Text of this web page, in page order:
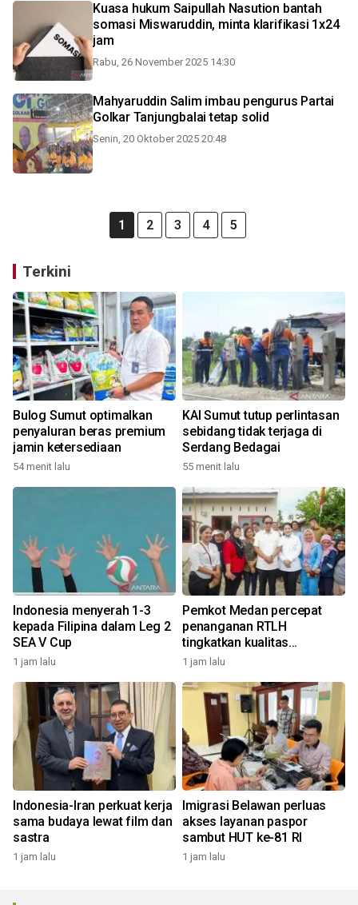
Kuasa hukum Saipullah Nasution bantah
somasi Miswaruddin, minta klarifikasi 1x24
jam
Rabu, 26 November 2025 14:30
Mahyaruddin Salim imbau pengurus Partai
Golkar Tanjungbalai tetap solid
Senin, 20 Oktober 2025 20:48
1 2 3 4 5
Terkini
Bulog Sumut optimalkan
penyaluran beras premium
jamin ketersediaan
54 menit lalu
KAI Sumut tutup perlintasan
sebidang tidak terjaga di
Serdang Bedagai
55 menit lalu
Indonesia menyerah 1-3
kepada Filipina dalam Leg 2
SEA V Cup
1 jam lalu
Pemkot Medan percepat
penanganan RTLH
tingkatkan kualitas
pemukiman
1 jam lalu
Indonesia-Iran perkuat kerja
sama budaya lewat film dan
sastra
1 jam lalu
Imigrasi Belawan perluas
akses layanan paspor
sambut HUT ke-81 RI
1 jam lalu